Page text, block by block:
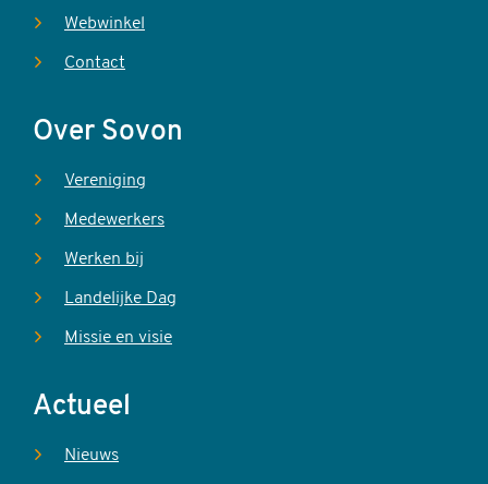
Webwinkel
Contact
Over Sovon
Vereniging
Medewerkers
Werken bij
Landelijke Dag
Missie en visie
Actueel
Nieuws